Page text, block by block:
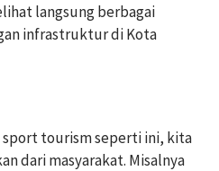
langsung berbagai
infrastruktur di Kota
sport tourism seperti ini, kita
dari masyarakat. Misalnya